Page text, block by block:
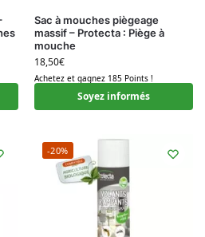
Sac à mouches piègeage
massif – Protecta : Piège à
mouche
18,50€
Achetez et gagnez 185 Points !
Soyez informés
-20%